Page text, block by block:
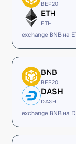
BEP20
ETH
ETH
exchange BNB на
BNB
BEP20
DASH
DASH
exchange BNB на